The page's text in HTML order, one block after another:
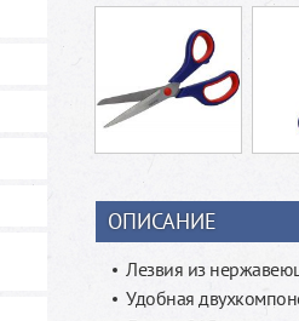
ОПИСАНИЕ
Лезвия из
Удобная